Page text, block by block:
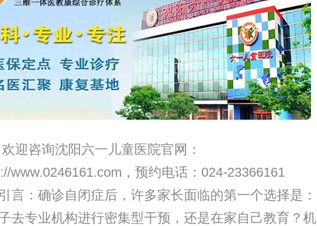
咨询沈阳六一儿童医院官网：
www.0246161.com，预约电话：024-23366161
：确诊自闭症后，许多家长面临的第一个选择是：
去专业机构进行密集型干预，还是在家自己教育？机